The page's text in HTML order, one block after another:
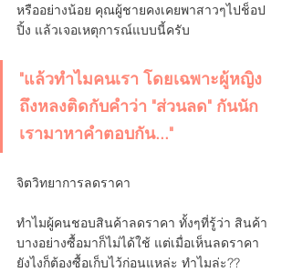
หรืออย่างน้อย คุณผู้ชายคงเคยพาสาวๆไปช็อป
ปิ้ง แล้วเจอเหตุการณ์แบบนี้ครับ
"แล้วทำไมคนเรา โดยเฉพาะผู้หญิง
ถึงหลงติดกับคำว่า "ส่วนลด" กันนัก
เรามาหาคำตอบกัน..."
จิตวิทยาการลดราคา
ทำไมผู้คนชอบสินค้าลดราคา ทั้งๆที่รู้ว่า สินค้า
บางอย่างซื้อมาก็ไม่ได้ใช้ แต่เมื่อเห็นลดราคา
ยังไงก็ต้องซื้อเก็บไว้ก่อนแหล่ะ ทำไมล่ะ??